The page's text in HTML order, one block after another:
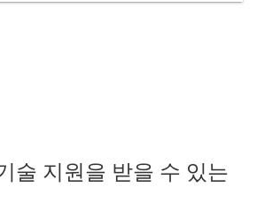
술 지원을 받을 수 있는